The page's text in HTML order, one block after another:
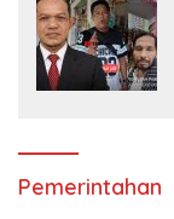
Pemerintahan